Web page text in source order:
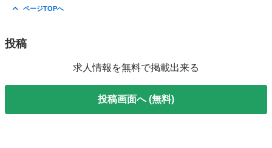
ページTOPへ
投稿
求人情報を無料で掲載出来る
投稿画面へ (無料)